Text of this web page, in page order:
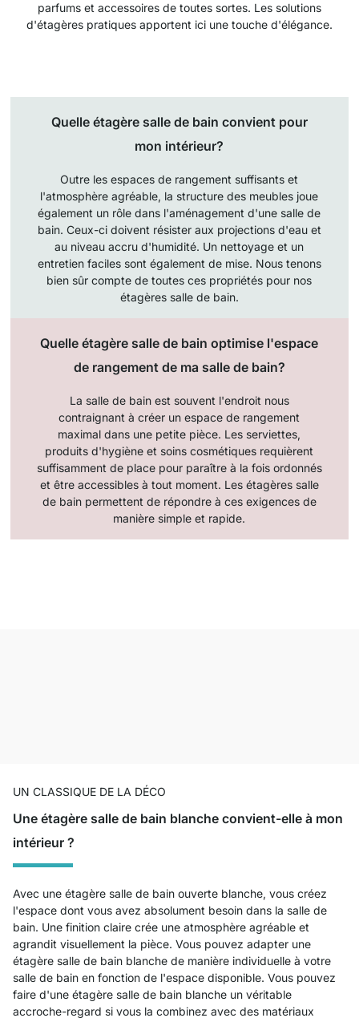
parfums et accessoires de toutes sortes. Les solutions
d'étagères pratiques apportent ici une touche d'élégance.
Quelle étagère salle de bain convient pour
mon intérieur?
Outre les espaces de rangement suffisants et
l'atmosphère agréable, la structure des meubles joue
également un rôle dans l'aménagement d'une salle de
bain. Ceux-ci doivent résister aux projections d'eau et
au niveau accru d'humidité. Un nettoyage et un
entretien faciles sont également de mise. Nous tenons
bien sûr compte de toutes ces propriétés pour nos
étagères salle de bain.
Quelle étagère salle de bain optimise l'espace
de rangement de ma salle de bain?
La salle de bain est souvent l'endroit nous
contraignant à créer un espace de rangement
maximal dans une petite pièce. Les serviettes,
produits d'hygiène et soins cosmétiques requièrent
suffisamment de place pour paraître à la fois ordonnés
et être accessibles à tout moment. Les étagères salle
de bain permettent de répondre à ces exigences de
manière simple et rapide.
UN CLASSIQUE DE LA DÉCO
Une étagère salle de bain blanche convient-elle à mon
intérieur ?
Avec une étagère salle de bain ouverte blanche, vous créez
l'espace dont vous avez absolument besoin dans la salle de
bain. Une finition claire crée une atmosphère agréable et
agrandit visuellement la pièce. Vous pouvez adapter une
étagère salle de bain blanche de manière individuelle à votre
salle de bain en fonction de l'espace disponible. Vous pouvez
faire d'une étagère salle de bain blanche un véritable
accroche-regard si vous la combinez avec des matériaux